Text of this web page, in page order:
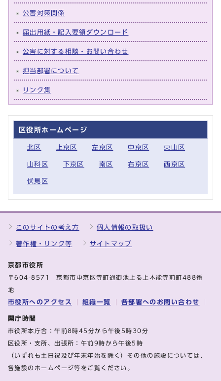
公害対策関係
届出用紙・記入要領ダウンロード
公害に対する相談・お問い合わせ
担当部署について
リンク集
区役所ホームページ
北区 上京区 左京区 中京区 東山区
山科区 下京区 南区 右京区 西京区
伏見区
このサイトの考え方 個人情報の取扱い
著作権・リンク等 サイトマップ
京都市役所
〒604-8571 京都市中京区寺町通御池上る上本能寺前町488番
地
市役所へのアクセス 組織一覧 各部署へのお問い合わせ
開庁時間
市役所本庁舎：午前8時45分から午後5時30分
区役所・支所、出張所：午前9時から午後5時
（いずれも土日祝及び年末年始を除く）その他の施設については、
各施設のホームページ等をご覧ください。